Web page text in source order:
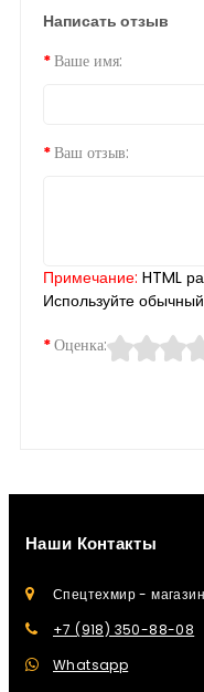
Написать отзыв
Ваше имя:
Ваш отзыв:
Примечание: HTML
Используйте обычный
Оценка:
Наши Контакты
Спецтехмир -
+7 (918) 350-88-08
Whatsapp